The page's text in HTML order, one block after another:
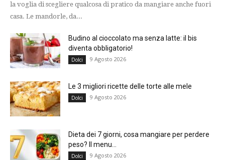
la voglia di scegliere qualcosa di pratico da mangiare anche fuori
casa. Le mandorle, da...
Budino al cioccolato ma senza latte: il bis
diventa obbligatorio!
Dolci 9 Agosto 2026
Le 3 migliori ricette delle torte alle mele
Dolci 9 Agosto 2026
Dieta dei 7 giorni, cosa mangiare per perdere
peso? Il menu...
Dolci 9 Agosto 2026